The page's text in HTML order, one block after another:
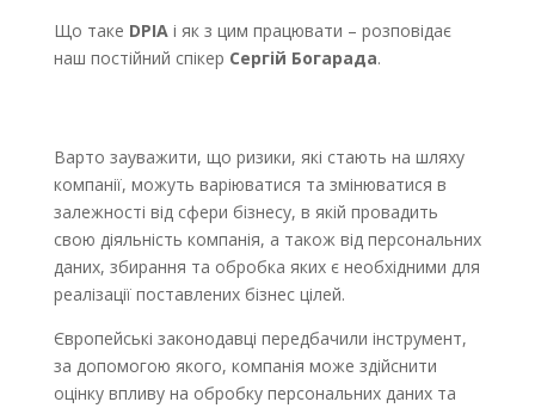
Що таке DPIAі як з цим працювати – розповідає
наш постійний спікер Сергій Богарада.
Варто зауважити, що ризики, які стають на шляху
компанії, можуть варіюватися та змінюватися в
залежності від сфери бізнесу, в якій провадить
свою діяльність компанія, а також від персональних
даних, збирання та обробка яких є необхідними для
реалізації поставлених бізнес цілей.
Європейські законодавці передбачили інструмент,
за допомогою якого, компанія може здійснити
оцінку впливу на обробку персональних даних та